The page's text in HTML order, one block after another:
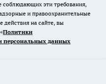
соблюдающих эти требования,
и правоохранительные
на сайте, вы
Политики
персональных данных